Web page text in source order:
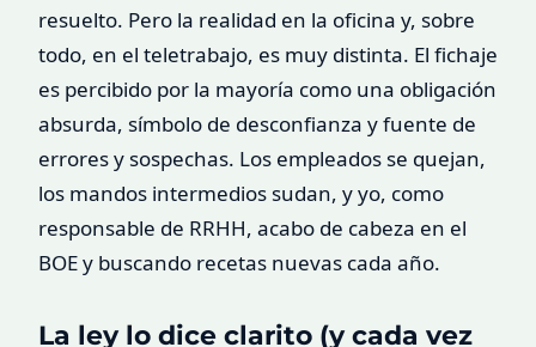
resuelto. Pero la realidad en la oficina y, sobre
todo, en el teletrabajo, es muy distinta. El fichaje
es percibido por la mayoría como una obligación
absurda, símbolo de desconfianza y fuente de
errores y sospechas. Los empleados se quejan,
los mandos intermedios sudan, y yo, como
responsable de RRHH, acabo de cabeza en el
BOE y buscando recetas nuevas cada año.
La ley lo dice clarito (y cada vez